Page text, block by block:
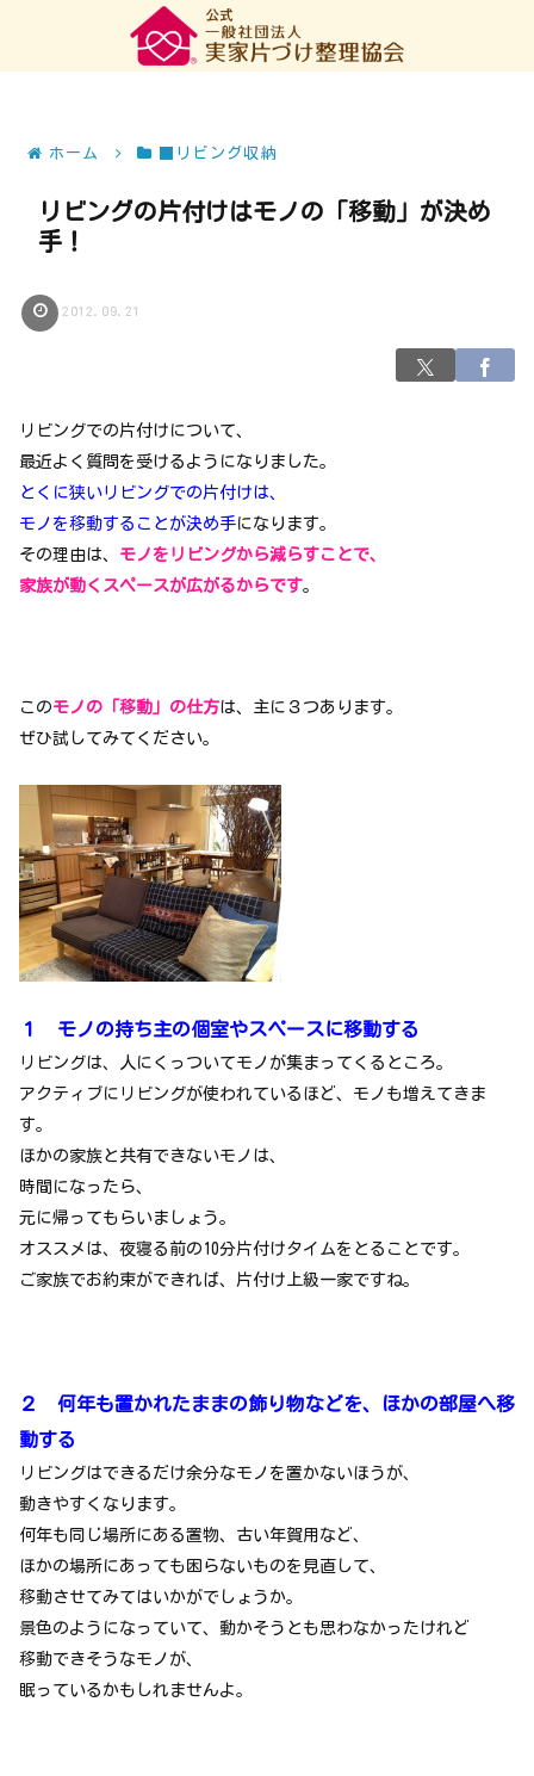
ホーム ■リビング収納
リビングの片付けはモノの「移動」が決め
手！
2012.09.21
リビングでの片付けについて、
最近よく質問を受けるようになりました。
とくに狭いリビングでの片付けは、
モノを移動することが決め手になります。
その理由は、 モノをリビングから減らすことで、
家族が動くスペースが広がるからです。
このモノの「移動」の仕方は、主に３つあります。
ぜひ試してみてください。
１ モノの持ち主の個室やスペースに移動する
リビングは、人にくっついてモノが集まってくるところ。
アクティブにリビングが使われているほど、モノも増えてきま
す。
ほかの家族と共有できないモノは、
時間になったら、
元に帰ってもらいましょう。
オススメは、夜寝る前の10分片付けタイムをとることです。
ご家族でお約束ができれば、片付け上級一家ですね。
２ 何年も置かれたままの飾り物などを、ほかの部屋へ移
動する
リビングはできるだけ余分なモノを置かないほうが、
動きやすくなります。
何年も同じ場所にある置物、古い年賀用など、
ほかの場所にあっても困らないものを見直して、
移動させてみてはいかがでしょうか。
景色のようになっていて、動かそうとも思わなかったけれど
移動できそうなモノが、
眠っているかもしれませんよ。